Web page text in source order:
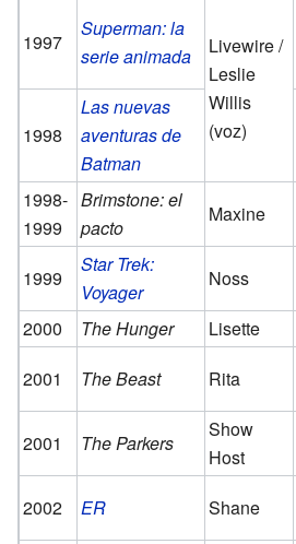
1997
Superman: la
serie animada
Livewire /
Leslie
Willis
(voz)
1998
Las nuevas
aventuras de
Batman
1998-
1999
Brimstone: el
pacto
Maxine
1999
Star Trek:
Voyager
Noss
2000
The Hunger Lisette
2001
The Beast Rita
2001
The Parkers
Show
Host
2002
ER Shane